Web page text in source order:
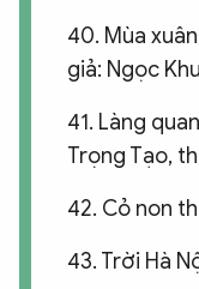
40. Mùa
giả: Ngọc
41. Làng
Trọng Tạo,
42. Cỏ non
43. Trời Hà